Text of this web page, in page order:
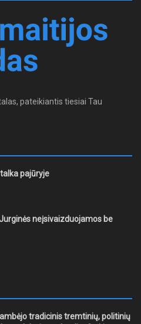
pateikiantis tiesiai Tau
pajūryje
neįsivaizduojamos be
tradicinis tremtinių, politinių